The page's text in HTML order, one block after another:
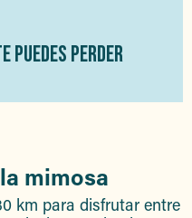
PUEDES PERDER
mimosa
km para disfrutar entre